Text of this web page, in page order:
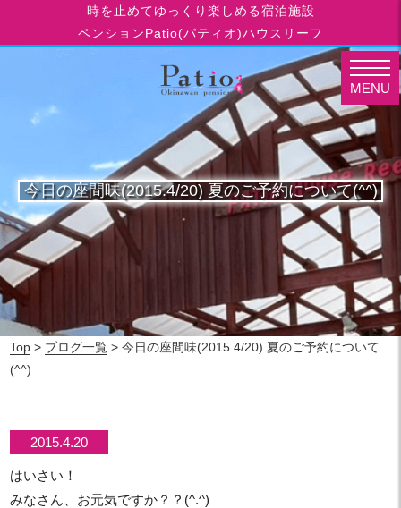
時を止めてゆっくり楽しめる宿泊施設
ペンションPatio(パティオ)ハウスリーフ
今日の座間味(2015.4/20) 夏のご予約について(^^)
Top > ブログ一覧 > 今日の座間味(2015.4/20) 夏のご予約について
(^^)
2015.4.20
はいさい！
みなさん、お元気ですか？？(^.^)
MENU